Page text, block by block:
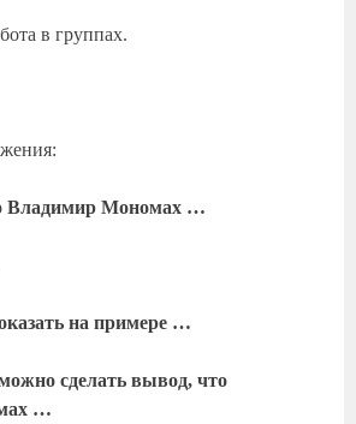
в группах.
Владимир Мономах …
на примере …
сделать вывод, что
…